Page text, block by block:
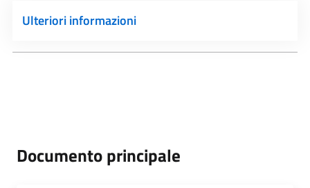
Ulteriori informazioni
Documento principale